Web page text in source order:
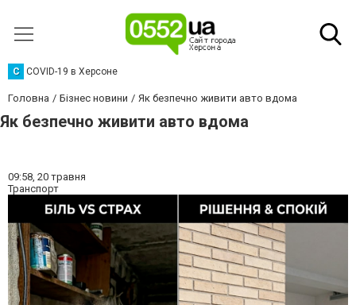
C COVID-19 в Херсоне
Головна Бізнес новини Як безпечно живити авто вдома
Як безпечно живити авто вдома
09:58, 20 травня
Транспорт